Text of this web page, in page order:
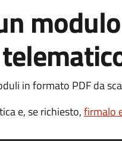
in formato PDF da
e, se richiesto,firmalo